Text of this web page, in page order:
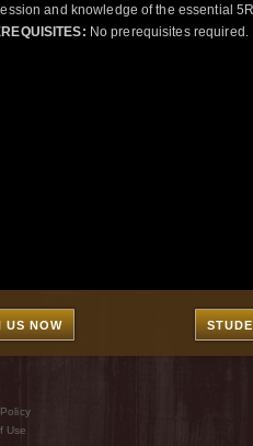
and knowledge of the essential
No prerequisites required.
US NOW
Use